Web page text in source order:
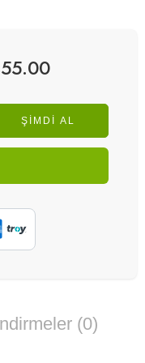
ŞIMDI AL
(0)